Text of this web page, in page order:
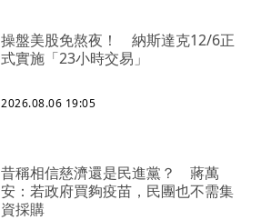
操盤美股免熬夜！ 納斯達克12/6正
式實施「23小時交易」
2026.08.06 19:05
昔稱相信慈濟還是民進黨？ 蔣萬
安：若政府買夠疫苗，民團也不需集
資採購